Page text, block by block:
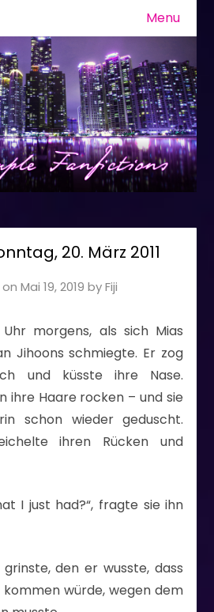
Menu
20. März 2011
Mai 19, 2019 byFiji
morgens, als sich Mias
Jihoons schmiegte. Er zog
und küsste ihre Nase.
ihre Haare rocken – und sie
schon wieder geduscht.
ihren Rücken und
I just had?“, fragte sie ihn
grinste, den er wusste, dass
würde, wegen dem